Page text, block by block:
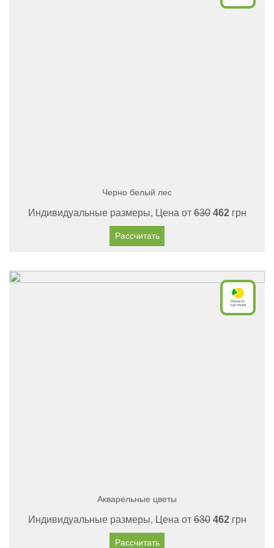
Черно белый лес
Индивидуальные размеры, Цена от630 462грн
Рассчитать
Акварельные цветы
Индивидуальные размеры, Цена от630 462грн
Рассчитать